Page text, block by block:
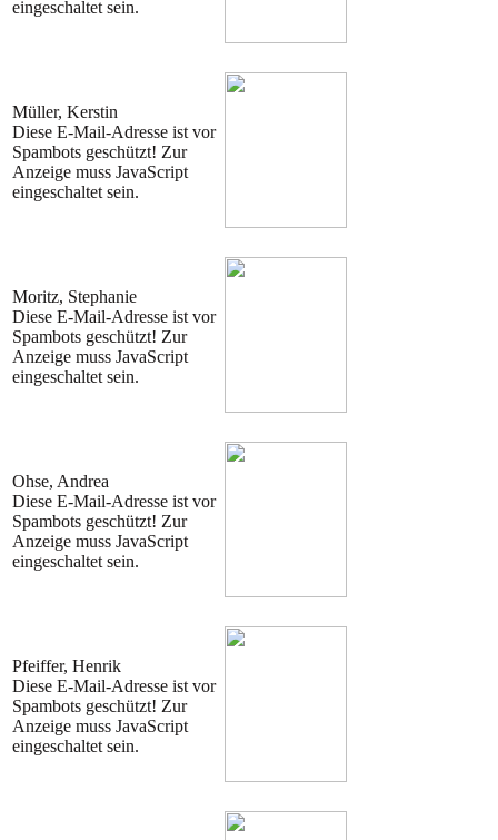
eingeschaltet sein.
Müller, Kerstin
Diese E-Mail-Adresse ist vor
Spambots geschützt! Zur
Anzeige muss JavaScript
eingeschaltet sein.
Moritz, Stephanie
Diese E-Mail-Adresse ist vor
Spambots geschützt! Zur
Anzeige muss JavaScript
eingeschaltet sein.
Ohse, Andrea
Diese E-Mail-Adresse ist vor
Spambots geschützt! Zur
Anzeige muss JavaScript
eingeschaltet sein.
Pfeiffer, Henrik
Diese E-Mail-Adresse ist vor
Spambots geschützt! Zur
Anzeige muss JavaScript
eingeschaltet sein.